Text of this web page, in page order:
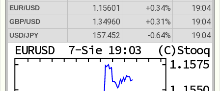
EUR/USD 1.15601 +0.34% 19:04
GBP/USD 1.34960 +0.31% 19:04
USD/JPY 157.452 -0.64% 19:04